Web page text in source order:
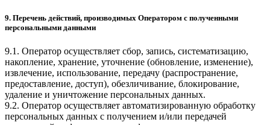
9. Перечень действий, производимых Оператором с полученными
персональными данными
9.1. Оператор осуществляет сбор, запись, систематизацию,
накопление, хранение, уточнение (обновление, изменение),
извлечение, использование, передачу (распространение,
предоставление, доступ), обезличивание, блокирование,
удаление и уничтожение персональных данных.
9.2. Оператор осуществляет автоматизированную обработку
персональных данных с получением и/или передачей